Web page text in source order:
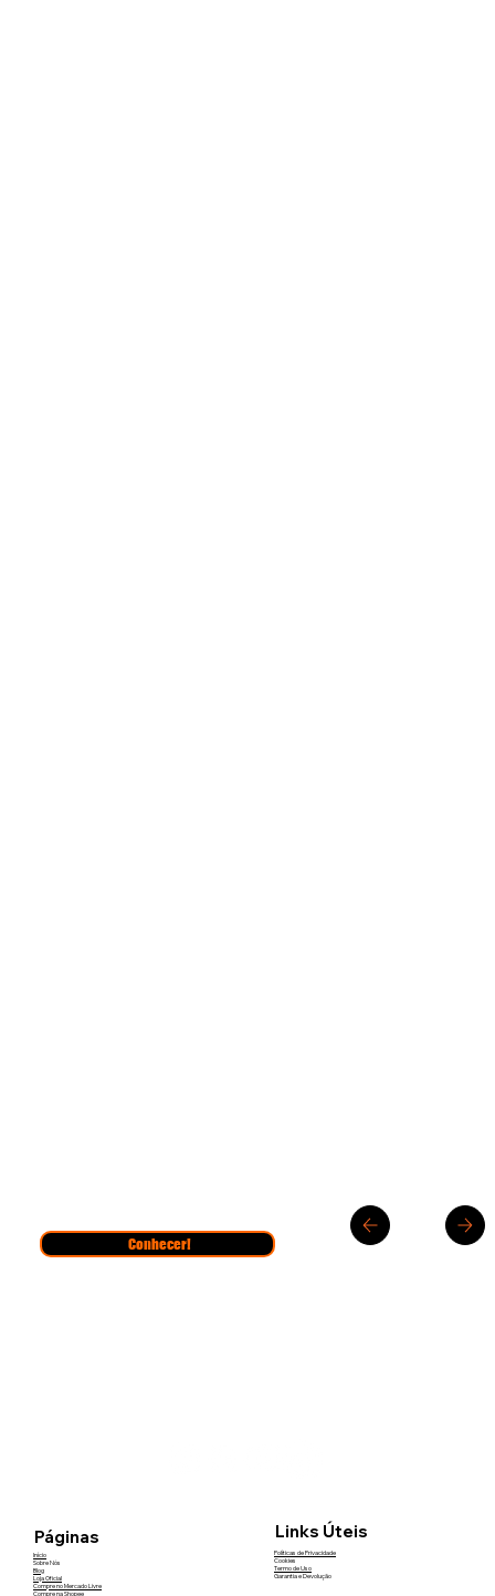
Conhecer!
Páginas
Início
Sobre Nós
Blog
Loja Oficial
Compre no Mercado Livre
Compre na Shopee
Links Úteis
Políticas de Privacidade
Cookies
Termo de Uso
Garantia e Devolução